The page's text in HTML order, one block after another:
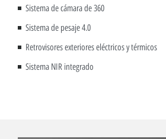
Sistema de cámara de 360
Sistema de pesaje 4.0
Retrovisores exteriores eléctricos y térmicos
Sistema NIR integrado